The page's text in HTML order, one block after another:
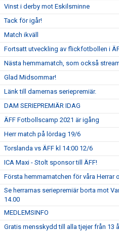
Vinst i derby mot Eskilsminne
Tack för igår!
Match ikväll
Fortsatt utveckling av flickfotbollen i
Nästa hemmamatch, som också
Glad Midsommar!
Länk till damernas seriepremiär.
DAM SERIEPREMIÄR IDAG
ÄFF Fotbollscamp 2021 är igång
Herr match på lördag 19/6
Torslanda vs ÄFF kl 14:00 12/6
ICA Maxi - Stolt sponsor till ÄFF!
Första hemmamatchen för våra Herrar
Se herrarnas seriepremiär borta mot
14.00
MEDLEMSINFO
Gratis mensskydd till alla tjejer från 13